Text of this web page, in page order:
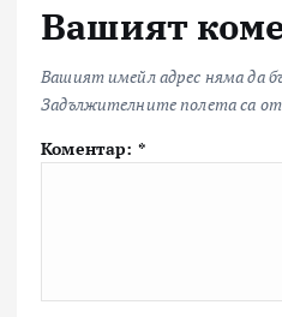
Вашият
Вашият имейл адрес няма да
Задължителните полета са
Коментар: *